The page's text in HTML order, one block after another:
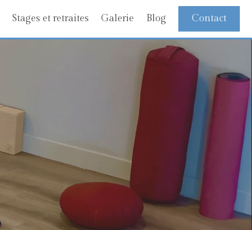
Stages et retraites Galerie Blog Contact